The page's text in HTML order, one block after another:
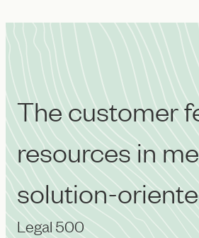
The customer
resources in
solution-
Legal 500